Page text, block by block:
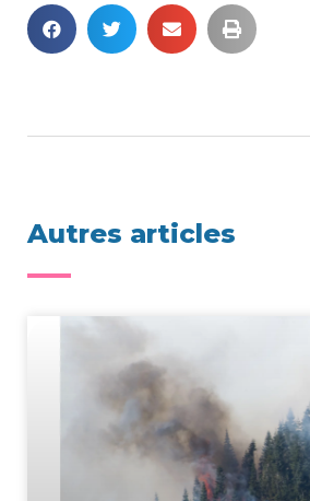
Autres articles